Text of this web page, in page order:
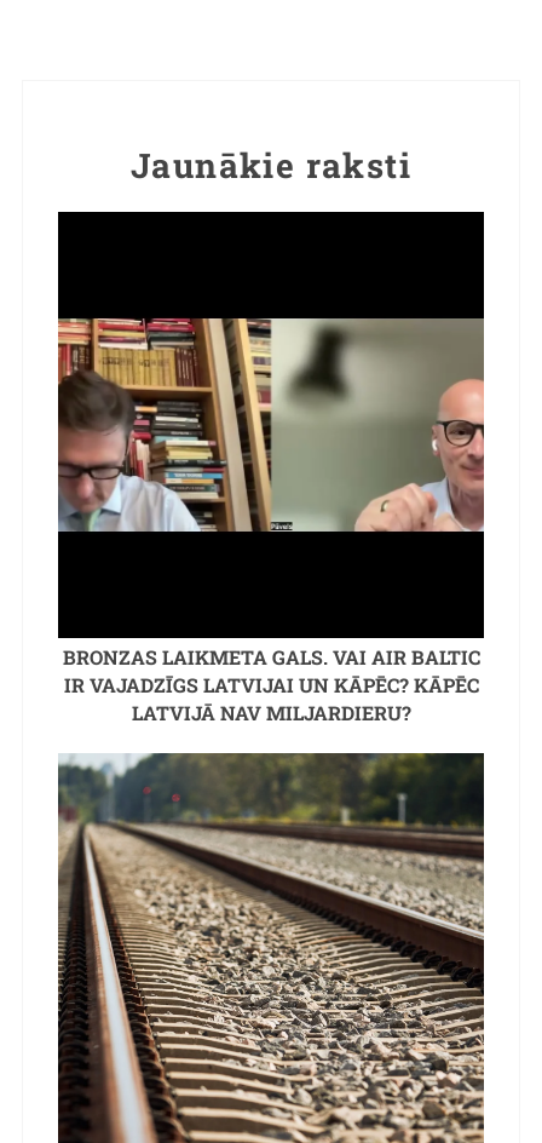
Jaunākie raksti
BRONZAS LAIKMETA GALS. VAI AIR BALTIC
IR VAJADZĪGS LATVIJAI UN KĀPĒC? KĀPĒC
LATVIJĀ NAV MILJARDIERU?